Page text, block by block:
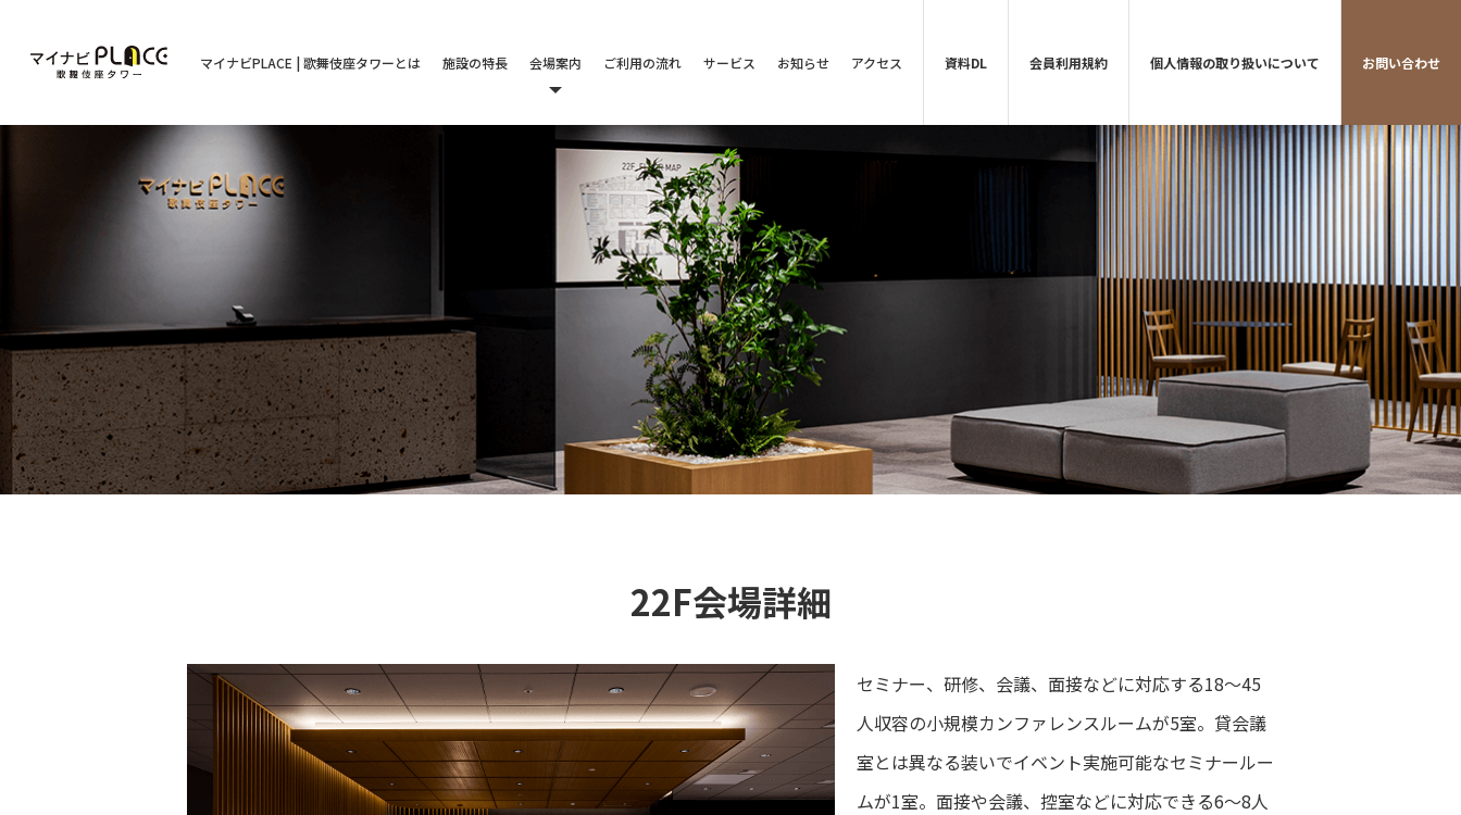
マイナビPLACE | 歌舞伎座タワーとは 施設の特長 会場案内 ご利用の流れ サービス お知らせ アクセス 資料DL 会員利用規約 個人情報の取り扱いについて お問い合わせ
22F会場詳細
セミナー、研修、会議、面接などに対応する18～45
人収容の小規模カンファレンスルームが5室。貸会議
室とは異なる装いでイベント実施可能なセミナールー
ムが1室。面接や会議、控室などに対応できる6～8人